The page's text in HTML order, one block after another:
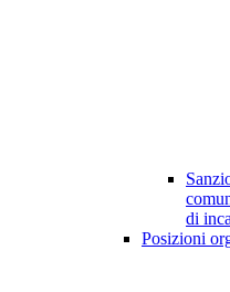
di
Posizioni